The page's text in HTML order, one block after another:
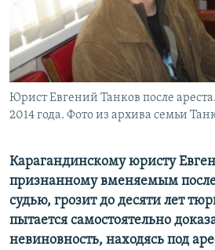
Юрист Евгений Танков после
2014 года. Фото из архива семьи
Карагандинскому юристу
признанному вменяемым
судью, грозит до десяти лет
пытается самостоятельно
невиновность, находясь под